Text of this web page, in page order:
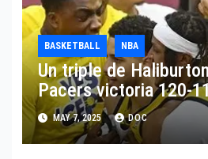
BASKETBALL NBA
Un triple de
Pacers victoria 120-
y ventaja 2-0
MAY 7, 2025 DOC